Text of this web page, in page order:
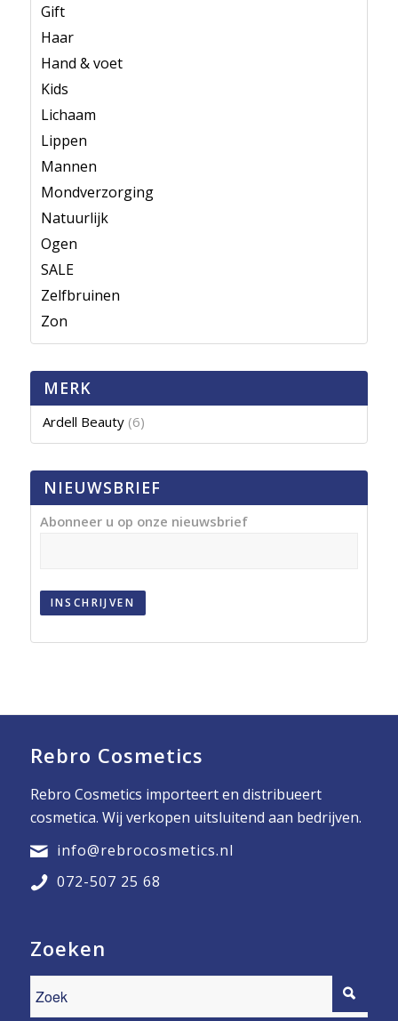
Gift
Haar
Hand & voet
Kids
Lichaam
Lippen
Mannen
Mondverzorging
Natuurlijk
Ogen
SALE
Zelfbruinen
Zon
MERK
Ardell Beauty (6)
NIEUWSBRIEF
Abonneer u op onze nieuwsbrief
INSCHRIJVEN
Rebro Cosmetics
Rebro Cosmetics importeert en distribueert
cosmetica. Wij verkopen uitsluitend aan bedrijven.
info@rebrocosmetics.nl
072-507 25 68
Zoeken